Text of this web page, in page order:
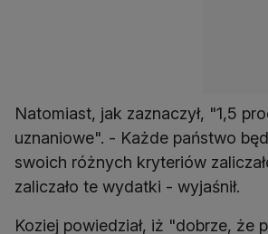
Natomiast, jak zaznaczył, "1,5
uznaniowe". - Każde państwo
swoich różnych kryteriów
zaliczało te wydatki - wyjaśnił.
Koziej powiedział, iż "dobrze, że